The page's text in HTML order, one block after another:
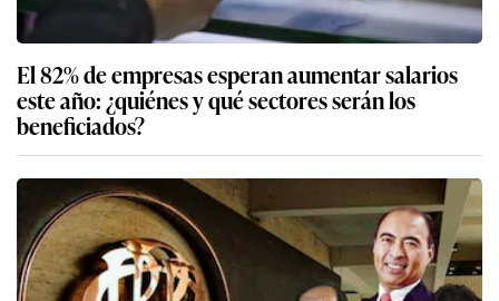
El 82% de empresas esperan aumentar salarios
este año: ¿quiénes y qué sectores serán los
beneficiados?